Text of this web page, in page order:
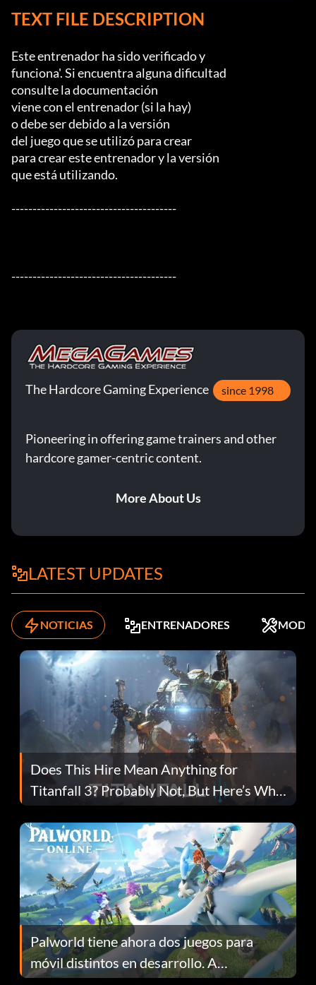
TEXT FILE DESCRIPTION
Este entrenador ha sido verificado y
funciona'. Si encuentra alguna dificultad
consulte la documentación
viene con el entrenador (si la hay)
o debe ser debido a la versión
del juego que se utilizó para crear
para crear este entrenador y la versión
que está utilizando.
---------------------------------------
---------------------------------------
The Hardcore Gaming Experience since 1998
Pioneering in offering game trainers and other
hardcore gamer-centric content.
More About Us
LATEST UPDATES
NOTICIAS ENTRENADORES MODS
Does This Hire Mean Anything for
Titanfall 3? Probably Not, But Here’s Why
Fans Are Hopeful
Palworld tiene ahora dos juegos para
móvil distintos en desarrollo. A